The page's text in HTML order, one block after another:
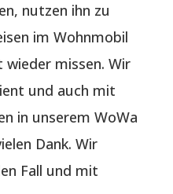
nutzen ihn zu
im Wohnmobil
missen. Wir
und auch mit
in unserem WoWa
Dank. Wir
Fall und mit